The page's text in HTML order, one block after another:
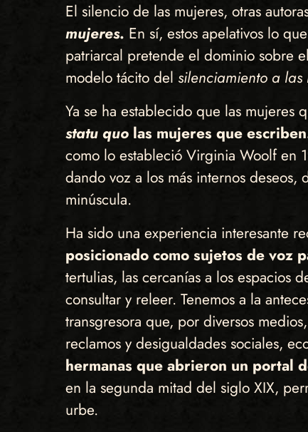
El silencio de las mujeres, otras
mujeres. En sí, estos apelativos lo
patriarcal pretende el dominio sobre
modelo tácito del silenciamiento a las
Ya se ha establecido que las mujeres
statu quolas mujeres que
como lo estableció Virginia Woolf en
dando voz a los más internos
minúscula.
Ha sido una experiencia interesante
posicionado como sujetos de voz
tertulias, las cercanías a los espacios
consultar y releer. Tenemos a la
transgresora que, por diversos
reclamos y desigualdades sociales,
hermanas que abrieron un portal
en la segunda mitad del siglo XIX,
urbe.